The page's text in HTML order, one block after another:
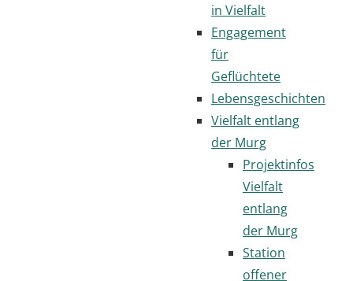
in Vielfalt
Engagement
für
Geflüchtete
Lebensgeschichten
Vielfalt entlang
der Murg
Projektinfos
Vielfalt
entlang
der Murg
Station
offener